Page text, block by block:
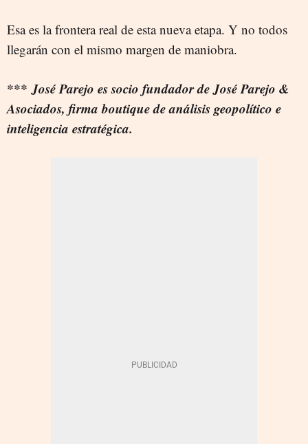
Esa es la frontera real de esta nueva etapa. Y no todos
llegarán con el mismo margen de maniobra.
*** José Parejo es socio fundador de José Parejo &
Asociados, firma boutique de análisis geopolítico e
inteligencia estratégica.